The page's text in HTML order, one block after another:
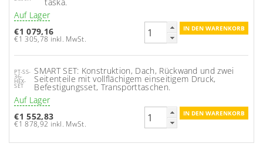
Auf Lager
€1 079,16
€1 305,78 inkl. MwSt.
PT-SS-
36-
HEX-
SET
SMART SET: Konstruktion, Dach, Rückwand und zwei
Seitenteile mit vollflächigem einseitigem Druck,
Befestigungsset, Transporttaschen.
Auf Lager
€1 552,83
€1 878,92 inkl. MwSt.